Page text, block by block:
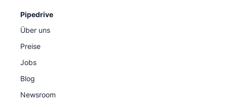
Pipedrive
Über uns
Preise
Jobs
Blog
Newsroom